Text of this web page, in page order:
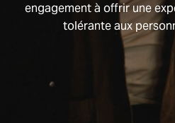
engagement à offrir une
tolérante aux